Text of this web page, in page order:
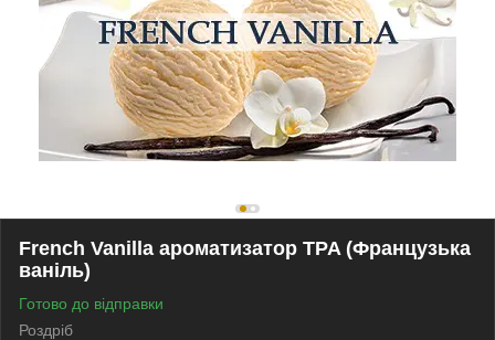
French Vanilla ароматизатор TPA (Французька
ваніль)
Готово до відправки
Роздріб